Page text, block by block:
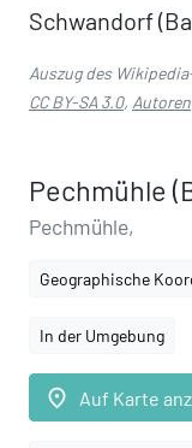
Schwandorf
Auszug des
CC BY-SA 3.0, Autoren
Pechmühle
Pechmühle,
Geographische
In der Umgebung
place Auf Karte